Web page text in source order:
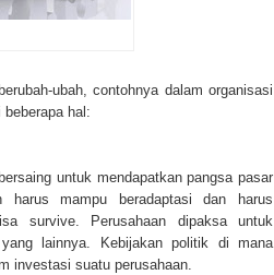
ubah, contohnya dalam organisasi
hal:
untuk mendapatkan pangsa pasar
harus mampu beradaptasi dan harus
survive. Perusahaan dipaksa untuk
lainnya. Kebijakan politik di mana
investasi suatu perusahaan.